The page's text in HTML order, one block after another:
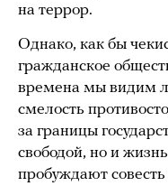
на террор.
Однако, как бы
гражданское
времена мы видим
смелость
за границы
свободой, но и
пробуждают